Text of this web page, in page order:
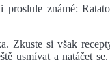
známé:
Zkuste si však
usmívat a natáčet